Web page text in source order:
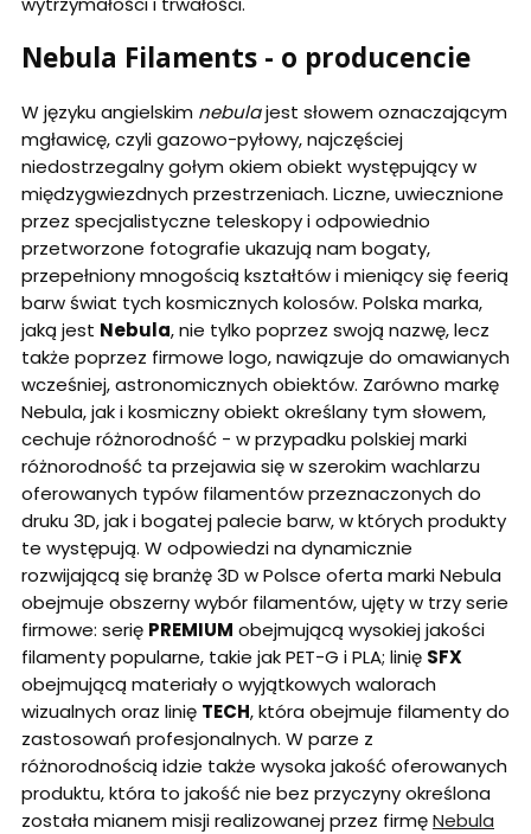
Nebula Filaments - o producencie
W języku angielskim nebulajest słowem oznaczającym
mgławicę, czyli gazowo-pyłowy, najczęściej
niedostrzegalny gołym okiem obiekt występujący w
międzygwiezdnych przestrzeniach. Liczne, uwiecznione
przez specjalistyczne teleskopy i odpowiednio
przetworzone fotografie ukazują nam bogaty,
przepełniony mnogością kształtów i mieniący się feerią
barw świat tych kosmicznych kolosów. Polska marka,
jaką jest Nebula, nie tylko poprzez swoją nazwę, lecz
także poprzez firmowe logo, nawiązuje do omawianych
wcześniej, astronomicznych obiektów. Zarówno markę
Nebula, jak i kosmiczny obiekt określany tym słowem,
cechuje różnorodność - w przypadku polskiej marki
różnorodność ta przejawia się w szerokim wachlarzu
oferowanych typów filamentów przeznaczonych do
druku 3D, jak i bogatej palecie barw, w których produkty
te występują. W odpowiedzi na dynamicznie
rozwijającą się branżę 3D w Polsce oferta marki Nebula
obejmuje obszerny wybór filamentów, ujęty w trzy serie
firmowe: serię PREMIUM obejmującą wysokiej jakości
filamenty popularne, takie jak PET-G i PLA; linię SFX
obejmującą materiały o wyjątkowych walorach
wizualnych oraz linię TECH, która obejmuje filamenty do
zastosowań profesjonalnych. W parze z
różnorodnością idzie także wysoka jakość oferowanych
produktu, która to jakość nie bez przyczyny określona
została mianem misji realizowanej przez firmęNebula